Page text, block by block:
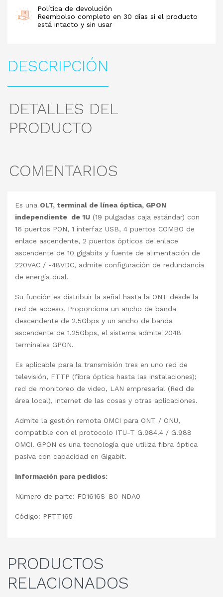
Política de devolución
Reembolso completo en 30 días si el producto
está intacto y sin usar
DESCRIPCIÓN
DETALLES DEL
PRODUCTO
COMENTARIOS
Es una OLT, terminal de línea óptica, GPON
independiente de 1U (19 pulgadas caja estándar) con
16 puertos PON, 1 interfaz USB, 4 puertos COMBO de
enlace ascendente, 2 puertos ópticos de enlace
ascendente de 10 gigabits y fuente de alimentación de
220VAC / -48VDC, admite configuración de redundancia
de energía dual.
Su función es distribuir la señal hasta la ONT desde la
red de acceso. Proporciona un ancho de banda
descendente de 2.5Gbps y un ancho de banda
ascendente de 1.25Gbps, el sistema admite 2048
terminales GPON.
Es aplicable para la transmisión tres en uno red de
televisión, FTTP (fibra óptica hasta las instalaciones);
red de monitoreo de video, LAN empresarial (Red de
área local), internet de las cosas y otras aplicaciones.
Admite la gestión remota OMCI para ONT / ONU,
compatible con el protocolo ITU-T G.984.4 / G.988
OMCI. GPON es una tecnología que utiliza fibra óptica
pasiva con capacidad en Gigabit.
Información para pedidos:
Número de parte: FD1616S-B0-NDA0
Código: PFTT165
PRODUCTOS
RELACIONADOS